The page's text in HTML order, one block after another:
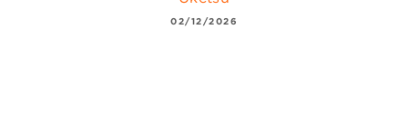
02/12/2026